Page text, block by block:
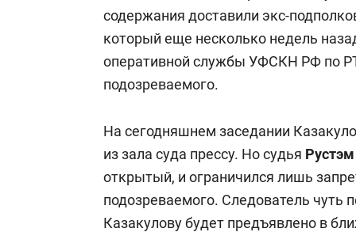
содержания доставили экс-
который еще несколько недель
оперативной службы УФСКН РФ по
подозреваемого.
На сегодняшнем заседании
из зала суда прессу. Но судья
открытый, и ограничился лишь
подозреваемого. Следователь чуть
Казакулову будет предъявлено в